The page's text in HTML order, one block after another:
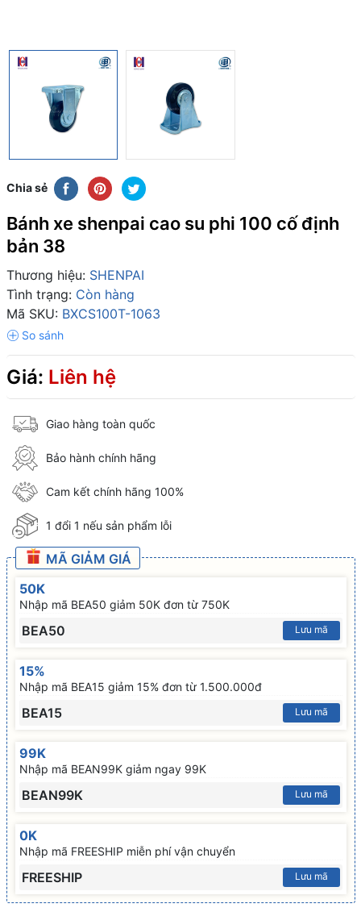
Chia sẻ
Bánh xe shenpai cao su phi 100 cố định
bản 38
Thương hiệu: SHENPAI
Tình trạng: Còn hàng
Mã SKU: BXCS100T-1063
Giá: Liên hệ
Giao hàng toàn quốc
Bảo hành chính hãng
Cam kết chính hãng 100%
1 đổi 1 nếu sản phẩm lỗi
MÃ GIẢM GIÁ
50K
Nhập mã BEA50 giảm 50K đơn từ 750K
BEA50 Lưu mã
15%
Nhập mã BEA15 giảm 15% đơn từ 1.500.000đ
BEA15 Lưu mã
99K
Nhập mã BEAN99K giảm ngay 99K
BEAN99K Lưu mã
0K
Nhập mã FREESHIP miễn phí vận chuyển
FREESHIP Lưu mã